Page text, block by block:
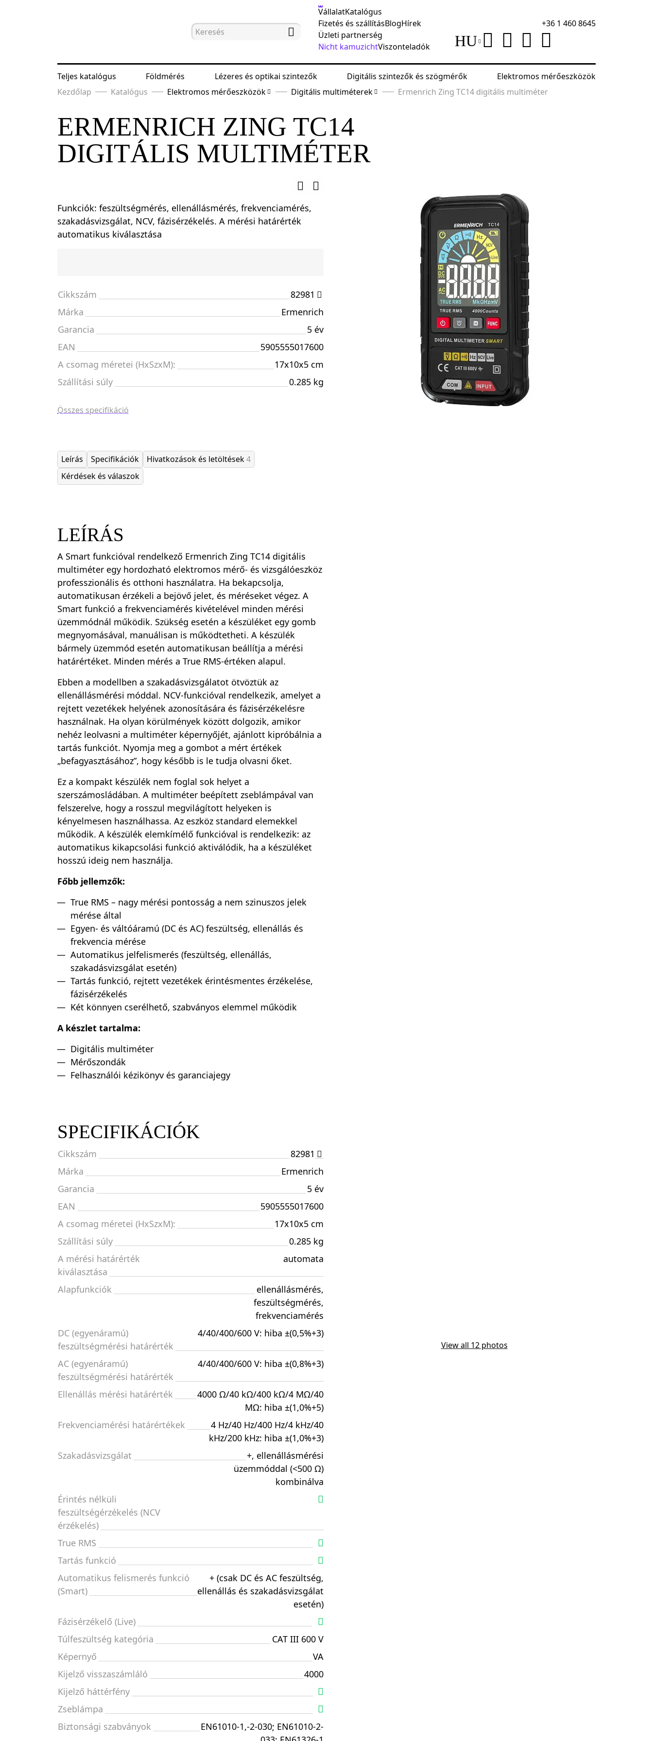
VállalatKatalógus
Fizetés és szállításBlogHírek
Üzleti partnerség
Nicht kamuzichtViszonteladók
+36 1 460 8645
HU
Teljes katalógus Földmérés Lézeres és optikai szintezők Digitális szintezők és szögmérők
Elektromos mérőeszközök
Kezdőlap
Katalógus Elektromos mérőeszközök Digitális multiméterek Ermenrich Zing TC14 digitális multiméter
ERMENRICH ZING TC14
DIGITÁLIS MULTIMÉTER
View all 12 photos
Funkciók: feszültségmérés, ellenállásmérés, frekvenciamérés,
szakadásvizsgálat, NCV, fázisérzékelés. A mérési határérték
automatikus kiválasztása
Cikkszám
82981
Márka
Ermenrich
Garancia
5 év
EAN
5905555017600
A csomag méretei (HxSzxM):
17x10x5 cm
Szállítási súly
0.285 kg
Összes specifikáció
Leírás Specifikációk Hivatkozások és letöltések4
Kérdések és válaszok
LEÍRÁS
A Smart funkcióval rendelkező Ermenrich Zing TC14 digitális
multiméter egy hordozható elektromos mérő- és vizsgálóeszköz
professzionális és otthoni használatra. Ha bekapcsolja,
automatikusan érzékeli a bejövő jelet, és méréseket végez. A
Smart funkció a frekvenciamérés kivételével minden mérési
üzemmódnál működik. Szükség esetén a készüléket egy gomb
megnyomásával, manuálisan is működtetheti. A készülék
bármely üzemmód esetén automatikusan beállítja a mérési
határértéket. Minden mérés a True RMS-értéken alapul.
Ebben a modellben a szakadásvizsgálatot ötvöztük az
ellenállásmérési móddal. NCV-funkcióval rendelkezik, amelyet a
rejtett vezetékek helyének azonosítására és fázisérzékelésre
használnak. Ha olyan körülmények között dolgozik, amikor
nehéz leolvasni a multiméter képernyőjét, ajánlott kipróbálnia a
tartás funkciót. Nyomja meg a gombot a mért értékek
„befagyasztásához”, hogy később is le tudja olvasni őket.
Ez a kompakt készülék nem foglal sok helyet a
szerszámosládában. A multiméter beépített zseblámpával van
felszerelve, hogy a rosszul megvilágított helyeken is
kényelmesen használhassa. Az eszköz standard elemekkel
működik. A készülék elemkímélő funkcióval is rendelkezik: az
automatikus kikapcsolási funkció aktiválódik, ha a készüléket
hosszú ideig nem használja.
Főbb jellemzők:
True RMS – nagy mérési pontosság a nem szinuszos jelek
mérése által
Egyen- és váltóáramú (DC és AC) feszültség, ellenállás és
frekvencia mérése
Automatikus jelfelismerés (feszültség, ellenállás,
szakadásvizsgálat esetén)
Tartás funkció, rejtett vezetékek érintésmentes érzékelése,
fázisérzékelés
Két könnyen cserélhető, szabványos elemmel működik
A készlet tartalma:
Digitális multiméter
Mérőszondák
Felhasználói kézikönyv és garanciajegy
SPECIFIKÁCIÓK
Cikkszám
82981
Márka
Ermenrich
Garancia
5 év
EAN
5905555017600
A csomag méretei (HxSzxM):
17x10x5 cm
Szállítási súly
0.285 kg
A mérési határérték
kiválasztása
automata
Alapfunkciók ellenállásmérés,
feszültségmérés,
frekvenciamérés
DC (egyenáramú)
feszültségmérési határérték
4/40/400/600 V: hiba ±(0,5%+3)
AC (egyenáramú)
feszültségmérési határérték
4/40/400/600 V: hiba ±(0,8%+3)
Ellenállás mérési határérték
4000 Ω/40 kΩ/400 kΩ/4 MΩ/40
MΩ: hiba ±(1,0%+5)
Frekvenciamérési határértékek
4 Hz/40 Hz/400 Hz/4 kHz/40
kHz/200 kHz: hiba ±(1,0%+3)
Szakadásvizsgálat
+, ellenállásmérési
üzemmóddal (<500 Ω)
kombinálva
Érintés nélküli
feszültségérzékelés (NCV
érzékelés)
True RMS
Tartás funkció
Automatikus felismerés funkció
(Smart)
+ (csak DC és AC feszültség,
ellenállás és szakadásvizsgálat
esetén)
Fázisérzékelő (Live)
Túlfeszültség kategória
CAT III 600 V
Képernyő
VA
Kijelző visszaszámláló
4000
Kijelző háttérfény
Zseblámpa
Biztonsági szabványok
EN61010-1,-2-030; EN61010-2-